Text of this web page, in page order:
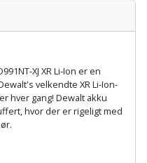
XJ XR Li-Ion er en
velkendte XR Li-Ion-
hver gang! Dewalt akku
hvor der er rigeligt med